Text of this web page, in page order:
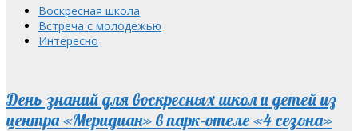
Воскресная школа
Встреча с молодежью
Интересно
День знаний для воскресных школ и детей из
центра «Меридиан» в парк-отеле «4 сезона»